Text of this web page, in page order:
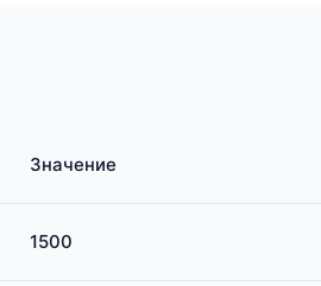
Значение
1500